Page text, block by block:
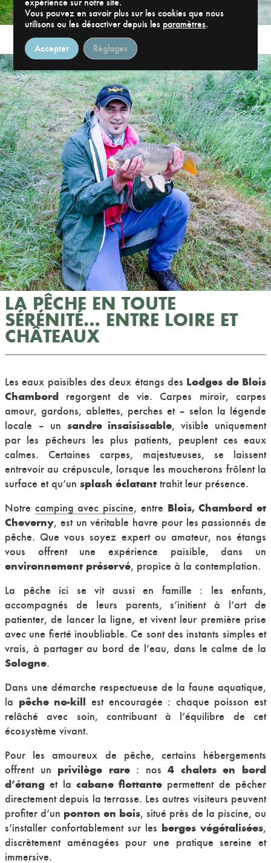
LA PÊCHE EN TOUTE
SÉRÉNITÉ… ENTRE LOIRE ET
CHÂTEAUX
Les eaux paisibles des deux étangs des Lodges de Blois
Chambord regorgent de vie. Carpes miroir, carpes
amour, gardons, ablettes, perches et – selon la légende
locale – un sandre insaisissable, visible uniquement
par les pêcheurs les plus patients, peuplent ces eaux
calmes. Certaines carpes, majestueuses, se laissent
entrevoir au crépuscule, lorsque les moucherons frôlent la
surface et qu’un splash éclatant trahit leur présence.
Notre camping avec piscine, entre Blois, Chambord et
Cheverny, est un véritable havre pour les passionnés de
pêche. Que vous soyez expert ou amateur, nos étangs
vous offrent une expérience paisible, dans un
environnement préservé, propice à la contemplation.
La pêche ici se vit aussi en famille : les enfants,
accompagnés de leurs parents, s’initient à l’art de
patienter, de lancer la ligne, et vivent leur première prise
avec une fierté inoubliable. Ce sont des instants simples et
vrais, à partager au bord de l’eau, dans le calme de la
Sologne.
Dans une démarche respectueuse de la faune aquatique,
la pêche no-kill est encouragée : chaque poisson est
relâché avec soin, contribuant à l’équilibre de cet
écosystème vivant.
Pour les amoureux de pêche, certains hébergements
offrent un privilège rare: nos4 chalets en bord
d’étang et la cabane flottante permettent de pêcher
directement depuis la terrasse. Les autres visiteurs peuvent
profiter d’un ponton en bois, situé près de la piscine, ou
s’installer confortablement sur les berges végétalisées,
discrètement aménagées pour une pratique sereine et
immersive.
Vous pouvez en savoir plus sur les cookies que nous
utilisons ou les désactiver depuis les paramètres.
Accepter Réglages